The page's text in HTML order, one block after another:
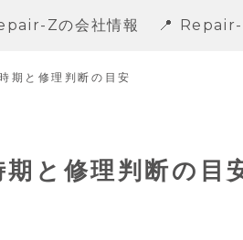
Zの会社情報 📍 Repair-
期と修理判断の目安
と修理判断の目